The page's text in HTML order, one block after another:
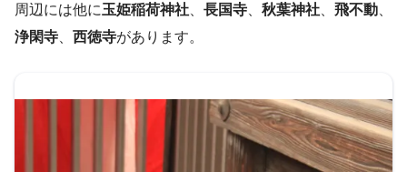
周辺には他に玉姫稲荷神社 長国寺 秋葉神社 飛不動
浄閑寺
西徳寺があります。